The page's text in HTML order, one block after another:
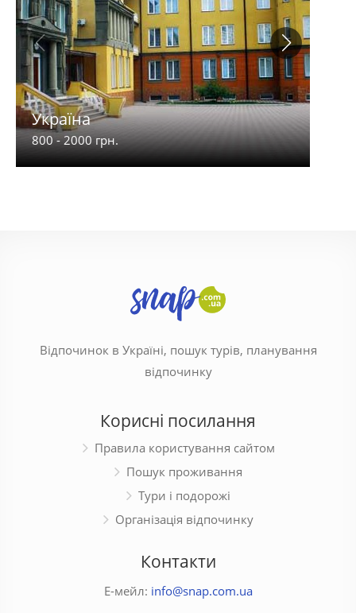
Україна
800 - 2000 грн.
Відпочинок в Україні, пошук турів, планування
відпочинку
Корисні посилання
Правила користування сайтом
Пошук проживання
Тури і подорожі
Організація відпочинку
Контакти
Е-мейл: info@snap.com.ua